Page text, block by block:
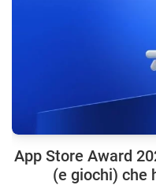
App Store Award
(e giochi) che